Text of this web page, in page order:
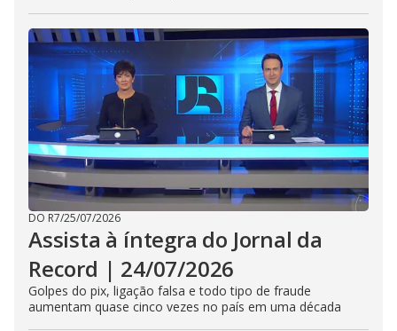
DO R7/25/07/2026
Assista à íntegra do Jornal da
Record | 24/07/2026
Golpes do pix, ligação falsa e todo tipo de fraude
aumentam quase cinco vezes no país em uma década